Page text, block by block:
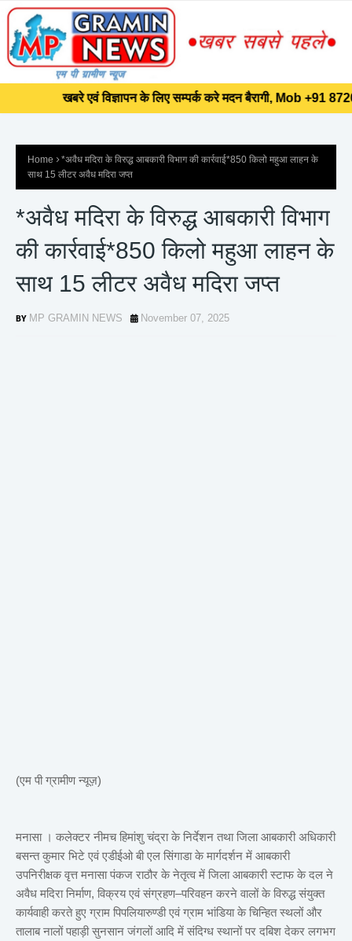
खबरे एवं विज्ञापन के लिए सम्पर्क करे मदन बैरागी, Mob +91
]]>
खबरे एवं विज्ञापन के लिए सम्पर्क करे मदन बैरागी, Mob +91
Home
*अवैध मदिरा के विरुद्ध आबकारी विभाग की कार्रवाई*850 किलो महुआ लाहन के
साथ 15 लीटर अवैध मदिरा जप्त
*अवैध मदिरा के विरुद्ध आबकारी विभाग
की कार्रवाई*850 किलो महुआ लाहन के
साथ 15 लीटर अवैध मदिरा जप्त
MP GRAMIN NEWS November 07, 2025
(एम पी ग्रामीण न्यूज़)
मनासा । कलेक्टर नीमच हिमांशु चंद्रा के निर्देशन तथा जिला आबकारी अधिकारी
बसन्त कुमार भिटे एवं एडीईओ बी एल सिंगाडा के मार्गदर्शन में आबकारी
उपनिरीक्षक वृत्त मनासा पंकज राठौर के नेतृत्व में जिला आबकारी स्टाफ के दल ने
अवैध मदिरा निर्माण, विक्रय एवं संग्रहण–परिवहन करने वालों के विरुद्ध संयुक्त
कार्यवाही करते हुए ग्राम पिपलियारुण्डी एवं ग्राम भांडिया के चिन्हित स्थलों और
तालाब नालों पहाड़ी सुनसान जंगलों आदि में संदिग्ध स्थानों पर दबिश देकर लगभग